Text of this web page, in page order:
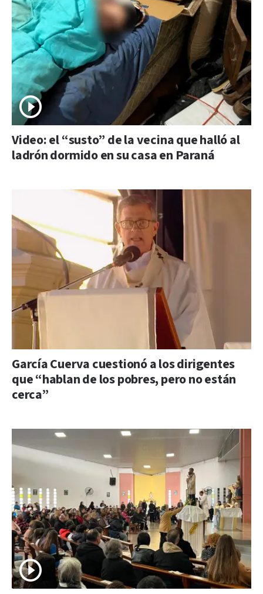
Video: el “susto” de la vecina que halló al
ladrón dormido en su casa en Paraná
García Cuerva cuestionó a los dirigentes
que “hablan de los pobres, pero no están
cerca”